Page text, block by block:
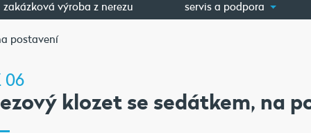
zakázková výroba z nerezu servis a podpora
postavení
06
klozet se sedátkem, na